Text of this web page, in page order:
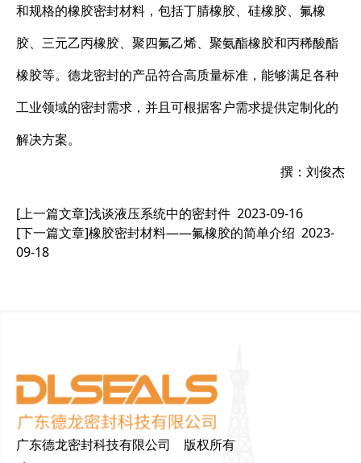
和规格的橡胶密封材料，包括丁腈橡胶、硅橡胶、氟橡
胶、三元乙丙橡胶、聚四氟乙烯、聚氨酯橡胶和丙稀酸酯
橡胶等。德龙密封的产品符合高质量标准，能够满足各种
工业领域的密封需求，并且可根据客户需求提供定制化的
解决方案。
撰：刘俊杰
[上一篇文章]浅谈液压系统中的密封件 2023-09-16
[下一篇文章]橡胶密封材料——氟橡胶的简单介绍 2023-
09-18
广东德龙密封科技有限公司 版权所有